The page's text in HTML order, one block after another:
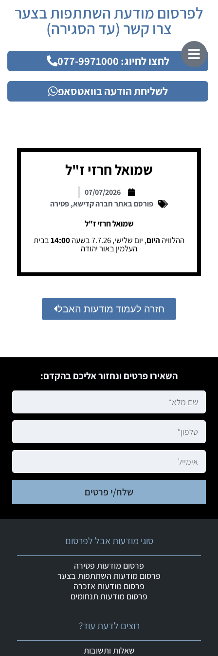
לפרסום מודעת השתתפות בצער
צרו קשר (עד הסגירה)
לחצו לחיוג: 077-9971000
לשליחת הודעה בוואטסאפ
שמואל חרזי ז"ל
07/07/2026
פורסם באתר חברה קדישא,פטירה
שמואל חרזי ז"ל
ההלוויה היום, יום שלישי, 7.7.26 בשעה 14:00בבית
העלמין באור יהודה
חזרה לעמוד מודעות האבל
השאירו פרטים ונחזור אליכם בהקדם:
שלח/י פרטים
רוצים לדעת עוד?
שאלות ותשובות
סוגי מודעות אבל לפרסום
פרסום מודעות פטירה
פרסום מודעות השתתפות בצער
פרסום מודעות אזכרה
פרסום מודעות תנחומים